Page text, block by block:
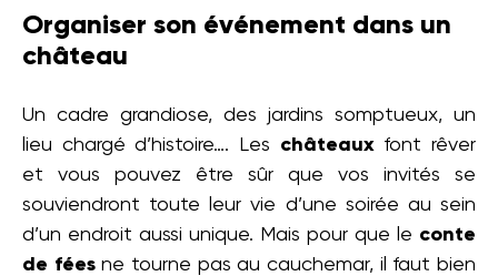
Organiser son événement dans un
château
Un cadre grandiose, des jardins somptueux, un
lieu chargé d’histoire…. Les châteauxfont rêver
et vous pouvez être sûr que vos invités se
souviendront toute leur vie d’une soirée au sein
d’un endroit aussi unique. Mais pour que le conte
de féesne tourne pas au cauchemar, il faut bien